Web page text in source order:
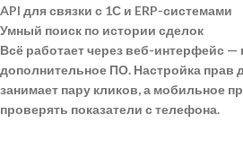
API для связки с 1С и ERP-системами
Умный поиск по истории сделок
Всё работает через веб-интерфейс —
дополнительное ПО. Настройка прав
занимает пару кликов, а мобильное
проверять показатели с телефона.